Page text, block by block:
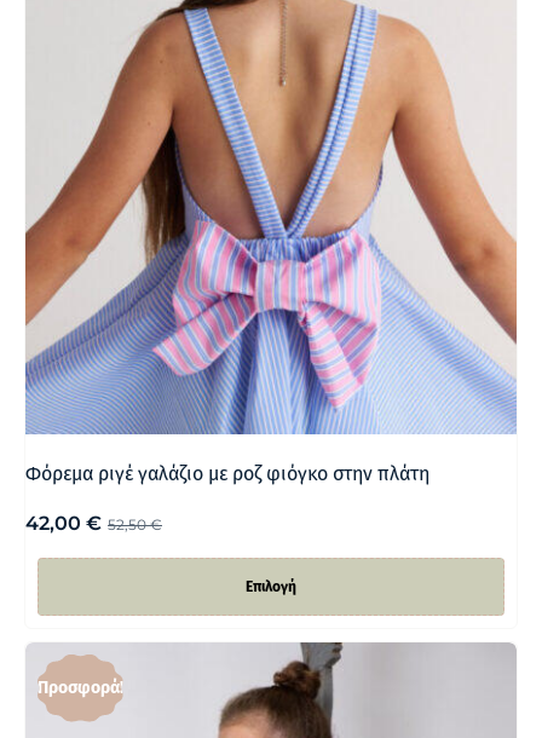
Φόρεμα ριγέ γαλάζιο με ροζ φιόγκο στην πλάτη
52,50€
42,00 €
Επιλογή
Προσφορά!